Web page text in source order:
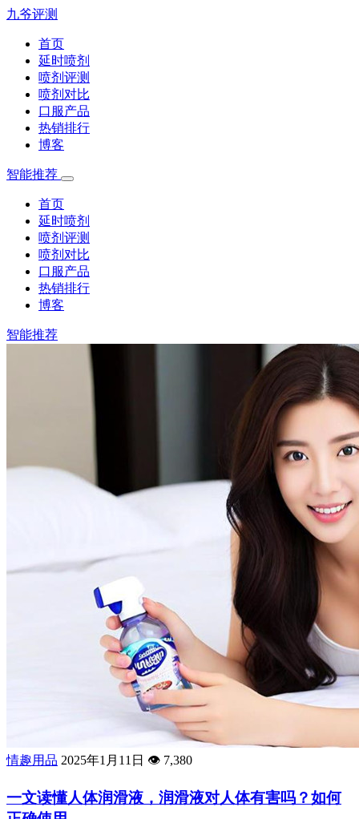
九爷评测
首页
延时喷剂
喷剂评测
喷剂对比
口服产品
热销排行
博客
智能推荐
首页
延时喷剂
喷剂评测
喷剂对比
口服产品
热销排行
博客
智能推荐
情趣用品 2025年1月11日 👁️ 7,380
一文读懂人体润滑液，润滑液对人体有害吗？如何